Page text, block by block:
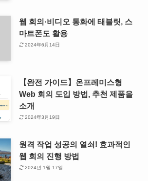
웹 회의·비디오 통화에 태블릿, 스
마트폰도 활용
2024年6月14日
【완전 가이드】온프레미스형
Web 회의 도입 방법, 추천 제품을
소개
2024年3月19日
원격 작업 성공의 열쇠! 효과적인
웹 회의 진행 방법
2024년 1월 17일